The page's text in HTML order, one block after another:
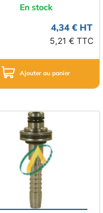
En stock
4,34 € HT
5,21 € TTC
Ajouter au panier